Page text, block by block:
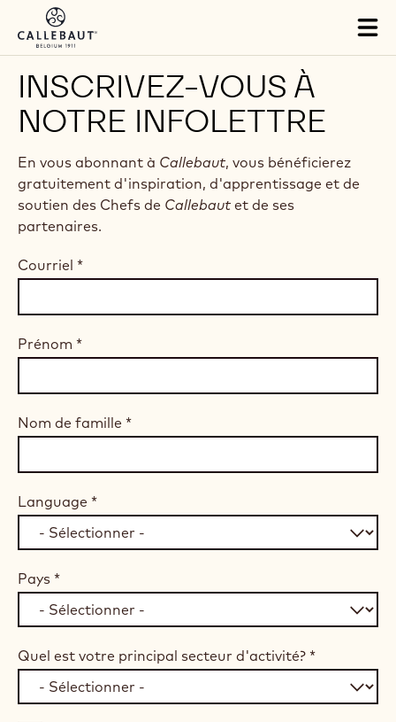
Skip to main content
INSCRIVEZ-VOUS À
NOTRE INFOLETTRE
En vous abonnant à Callebaut, vous bénéficierez
gratuitement d'inspiration, d'apprentissage et de
soutien des Chefs de Callebaut et de ses
partenaires.
Courriel *
Prénom *
Nom de famille *
Language *
Pays *
Quel est votre principal secteur d'activité? *